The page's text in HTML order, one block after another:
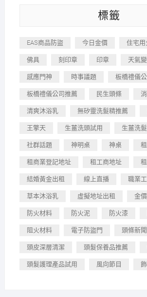
標籤
EAS商品防盜 今日金價 住宅用
佛具 刻印章 印章 天氣
感應門神 時事議題 板橋禮儀
板橋禮儀公司推薦 民生頭條
清爽沐浴乳 無矽靈洗髮精推薦
王擎天 生薑洗頭試用 生薑洗
社群話題 神明桌 神桌
租商業登記地址 租工商地址
結婚黃金出租 線上直播 職業
草本沐浴乳 虛擬地址出租 金
防火材料 防火泥 防火漆
阻火材料 電子防盜門 頭條新聞
頭皮深層清潔 頭髮保養品推薦
頭髮護理產品試用 風向節目